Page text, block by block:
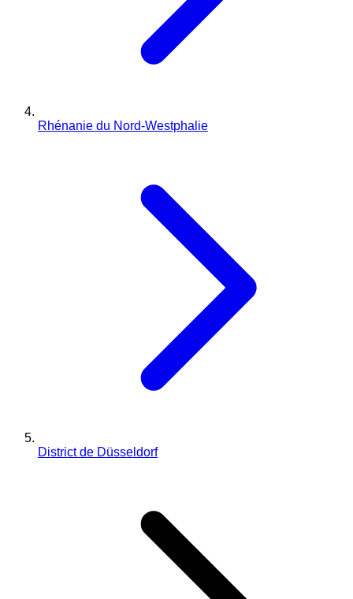
Rhénanie du Nord-Westphalie
District de Düsseldorf